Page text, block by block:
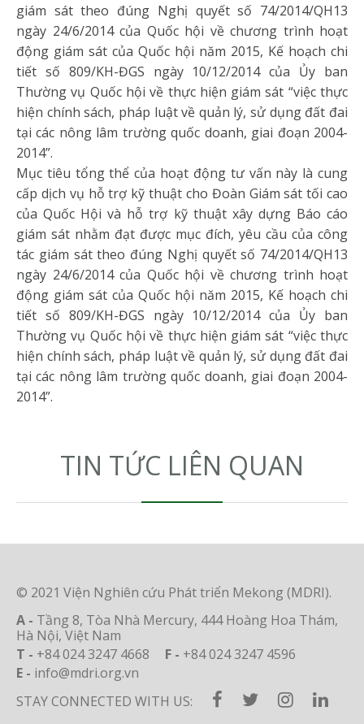
giám sát theo đúng Nghị quyết số 74/2014/QH13
ngày 24/6/2014 của Quốc hội về chương trình hoạt
động giám sát của Quốc hội năm 2015, Kế hoạch chi
tiết số 809/KH-ĐGS ngày 10/12/2014 của Ủy ban
Thường vụ Quốc hội về thực hiện giám sát “việc thực
hiện chính sách, pháp luật về quản lý, sử dụng đất đai
tại các nông lâm trường quốc doanh, giai đoạn 2004-
2014”.
Mục tiêu tổng thể của hoạt động tư vấn này là cung
cấp dịch vụ hỗ trợ kỹ thuật cho Đoàn Giám sát tối cao
của Quốc Hội và hỗ trợ kỹ thuật xây dựng Báo cáo
giám sát nhằm đạt được mục đích, yêu cầu của công
tác giám sát theo đúng Nghị quyết số 74/2014/QH13
ngày 24/6/2014 của Quốc hội về chương trình hoạt
động giám sát của Quốc hội năm 2015, Kế hoạch chi
tiết số 809/KH-ĐGS ngày 10/12/2014 của Ủy ban
Thường vụ Quốc hội về thực hiện giám sát “việc thực
hiện chính sách, pháp luật về quản lý, sử dụng đất đai
tại các nông lâm trường quốc doanh, giai đoạn 2004-
2014”.
TIN TỨC LIÊN QUAN
© 2021 Viện Nghiên cứu Phát triển Mekong (MDRI).
A - Tầng 8, Tòa Nhà Mercury, 444 Hoàng Hoa Thám,
Hà Nội, Việt Nam
T - +84 024 3247 4668 F - +84 024 3247 4596
E - info@mdri.org.vn
STAY CONNECTED WITH US: